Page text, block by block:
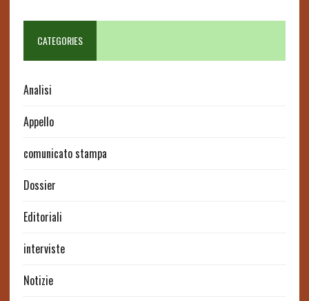
CATEGORIES
Analisi
Appello
comunicato stampa
Dossier
Editoriali
interviste
Notizie